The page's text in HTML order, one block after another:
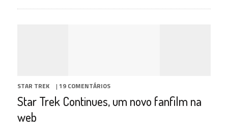
STAR TREK | 19 COMENTÁRIOS
Star Trek Continues, um novo fanfilm na
web